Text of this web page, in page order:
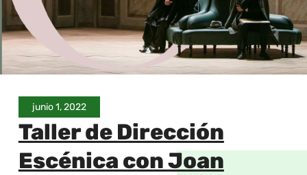
junio 1, 2022
Taller de Dirección
Escénica con Joan